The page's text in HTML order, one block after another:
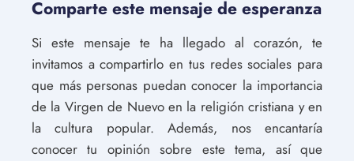
Comparte este mensaje de esperanza
Si este mensaje te ha llegado al corazón, te
invitamos a compartirlo en tus redes sociales para
que más personas puedan conocer la importancia
de la Virgen de Nuevo en la religión cristiana y en
la cultura popular. Además, nos encantaría
conocer tu opinión sobre este tema, así que